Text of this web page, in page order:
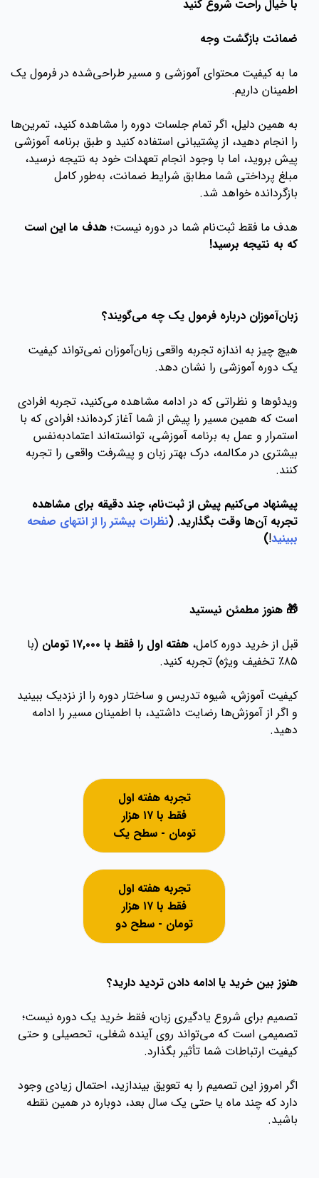
با خیال راحت شروع کنید
ضمانت بازگشت وجه
ما به کیفیت محتوای آموزشی و مسیر طراحی‌شده در فرمول یک
اطمینان داریم.
به همین دلیل، اگر تمام جلسات دوره را مشاهده کنید، تمرین‌ها
را انجام دهید، از پشتیبانی استفاده کنید و طبق برنامه آموزشی
پیش بروید، اما با وجود انجام تعهدات خود به نتیجه نرسید،
مبلغ پرداختی شما مطابق شرایط ضمانت، به‌طور کامل
بازگردانده خواهد شد.
هدف ما فقط ثبت‌نام شما در دوره نیست؛ هدف ما این است
که به نتیجه برسید!
زبان‌آموزان درباره فرمول یک چه می‌گویند؟
هیچ چیز به اندازه تجربه واقعی زبان‌آموزان نمی‌تواند کیفیت
یک دوره آموزشی را نشان دهد.
ویدئوها و نظراتی که در ادامه مشاهده می‌کنید، تجربه افرادی
است که همین مسیر را پیش از شما آغاز کرده‌اند؛ افرادی که با
استمرار و عمل به برنامه آموزشی، توانسته‌اند اعتمادبه‌نفس
بیشتری در مکالمه، درک بهتر زبان و پیشرفت واقعی را تجربه
کنند.
پیشنهاد می‌کنیم پیش از ثبت‌نام، چند دقیقه برای مشاهده
تجربه آن‌ها وقت بگذارید. (نظرات بیشتر را از انتهای صفحه
ببینید!
)
🎁 هنوز مطمئن نیستید
قبل از خرید دوره کامل، هفته اول را فقط با ۱۷,۰۰۰ تومان
(با
۸۵٪ تخفیف ویژه) تجربه کنید.
کیفیت آموزش، شیوه تدریس و ساختار دوره را از نزدیک ببینید
و اگر از آموزش‌ها رضایت داشتید، با اطمینان مسیر را ادامه
دهید.
تجربه هفته اول
فقط با ۱۷ هزار
تومان - سطح یک
تجربه هفته اول
فقط با ۱۷ هزار
تومان - سطح دو
هنوز بین خرید یا ادامه دادن تردید دارید؟
تصمیم برای شروع یادگیری زبان، فقط خرید یک دوره نیست؛
تصمیمی است که می‌تواند روی آینده شغلی، تحصیلی و حتی
کیفیت ارتباطات شما تأثیر بگذارد.
اگر امروز این تصمیم را به تعویق بیندازید، احتمال زیادی وجود
دارد که چند ماه یا حتی یک سال بعد، دوباره در همین نقطه
باشید.